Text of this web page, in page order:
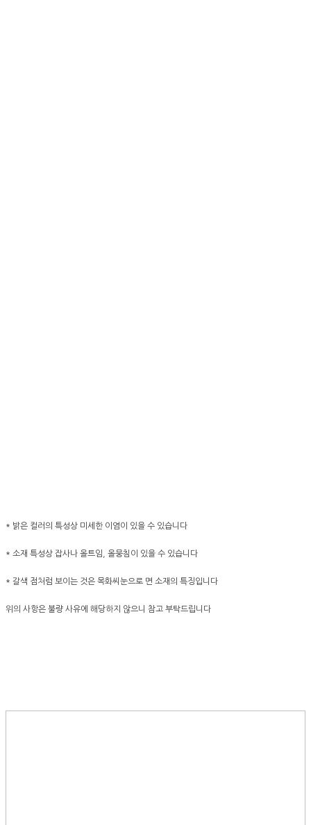
* 밝은 컬러의 특성상 미세한 이염이 있을 수 있습니다
* 소재 특성상 잡사나 올트임, 올뭉침이 있을 수 있습니다
* 갈색 점처럼 보이는 것은 목화씨눈으로 면 소재의 특징입니다
위의 사항은 불량 사유에 해당하지 않으니 참고 부탁드립니다